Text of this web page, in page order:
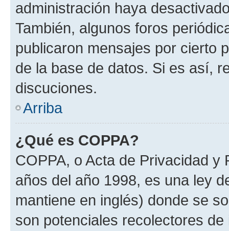
administración haya
También, algunos foros
publicaron mensajes por cierto
de la base de datos. Si es así,
discuciones.
Arriba
¿Qué es COPPA?
COPPA, o Acta de Privacidad
años del año 1998, es una ley
mantiene en inglés) donde se
son potenciales recolectores